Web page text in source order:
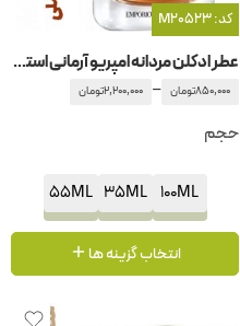
کد: M20523
عطر ادکلن مردانه امپریو آرمانی استرانگر ویت یو اینتنسلی جیور جیو آرمانی -جورجیو آرمانی
850,000تومان –
2,200,000تومان
حجم
100ML
35ML
55ML
انتخاب گزینه ها